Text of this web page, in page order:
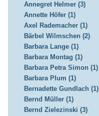
Annegret Helmer (3)
Annette Höfer (1)
Axel Rademacher (1)
Bärbel Wilmschen (2)
Barbara Lange (1)
Barbara Montag (1)
Barbara Petra Simon (1)
Barbara Plum (1)
Bernadette Gundlach (1)
Bernd Müller (1)
Bernd Zielezinski (3)